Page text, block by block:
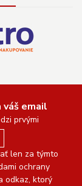
email
prvými
len za týmto
ochrany
odkaz, ktorý